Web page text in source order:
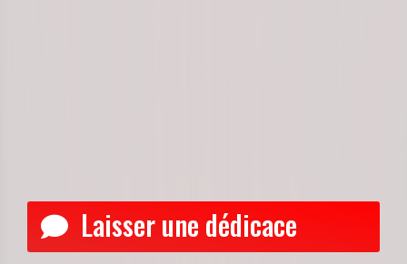
Laisser une dédicace